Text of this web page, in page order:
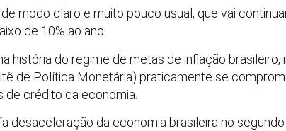
modo claro e muito pouco usual, que vai
de 10% ao ano.
história do regime de metas de inflação
de Política Monetária) praticamente se
crédito da economia.
desaceleração da economia brasileira no